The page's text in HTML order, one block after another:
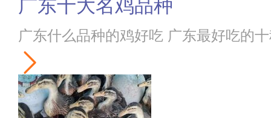
广东十大名鸡品种
广东什么品种的鸡好吃 广东最好吃的